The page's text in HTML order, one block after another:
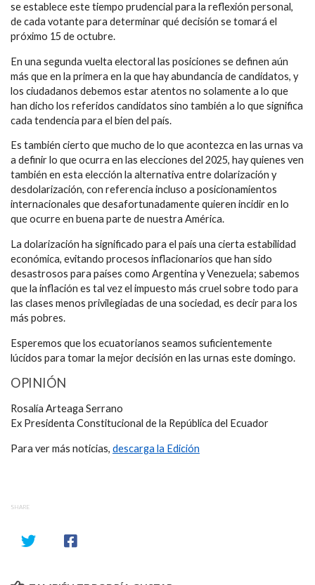
se establece este tiempo prudencial para la reflexión personal,
de cada votante para determinar qué decisión se tomará el
próximo 15 de octubre.
En una segunda vuelta electoral las posiciones se definen aún
más que en la primera en la que hay abundancia de candidatos, y
los ciudadanos debemos estar atentos no solamente a lo que
han dicho los referidos candidatos sino también a lo que significa
cada tendencia para el bien del país.
Es también cierto que mucho de lo que acontezca en las urnas va
a definir lo que ocurra en las elecciones del 2025, hay quienes ven
también en esta elección la alternativa entre dolarización y
desdolarización, con referencia incluso a posicionamientos
internacionales que desafortunadamente quieren incidir en lo
que ocurre en buena parte de nuestra América.
La dolarización ha significado para el país una cierta estabilidad
económica, evitando procesos inflacionarios que han sido
desastrosos para países como Argentina y Venezuela; sabemos
que la inflación es tal vez el impuesto más cruel sobre todo para
las clases menos privilegiadas de una sociedad, es decir para los
más pobres.
Esperemos que los ecuatorianos seamos suficientemente
lúcidos para tomar la mejor decisión en las urnas este domingo.
OPINIÓN
Rosalía Arteaga Serrano
Ex Presidenta Constitucional de la República del Ecuador
Para ver más noticias, descarga la Edición
SHARE